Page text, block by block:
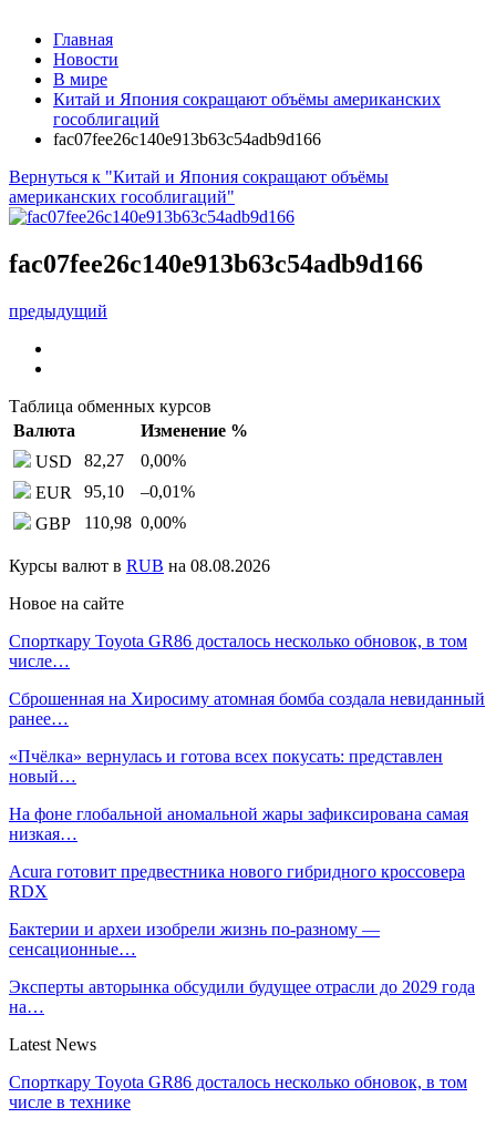
Главная
Новости
В мире
Китай и Япония сокращают объёмы американских
гособлигаций
fac07fee26c140e913b63c54adb9d166
Вернуться к "Китай и Япония сокращают объёмы
американских гособлигаций"
fac07fee26c140e913b63c54adb9d166
предыдущий
Таблица обменных курсов
Валюта
Изменение %
USD
82,27 0,00%
EUR
95,10 –0,01%
GBP
110,98 0,00%
Курсы валют в RUB на 08.08.2026
Новое на сайте
Спорткару Toyota GR86 досталось несколько обновок, в том
числе…
Сброшенная на Хиросиму атомная бомба создала невиданный
ранее…
«Пчёлка» вернулась и готова всех покусать: представлен
новый…
На фоне глобальной аномальной жары зафиксирована самая
низкая…
Acura готовит предвестника нового гибридного кроссовера
RDX
Бактерии и археи изобрели жизнь по-разному —
сенсационные…
Эксперты авторынка обсудили будущее отрасли до 2029 года
на…
Latest News
Спорткару Toyota GR86 досталось несколько обновок, в том
числе в технике